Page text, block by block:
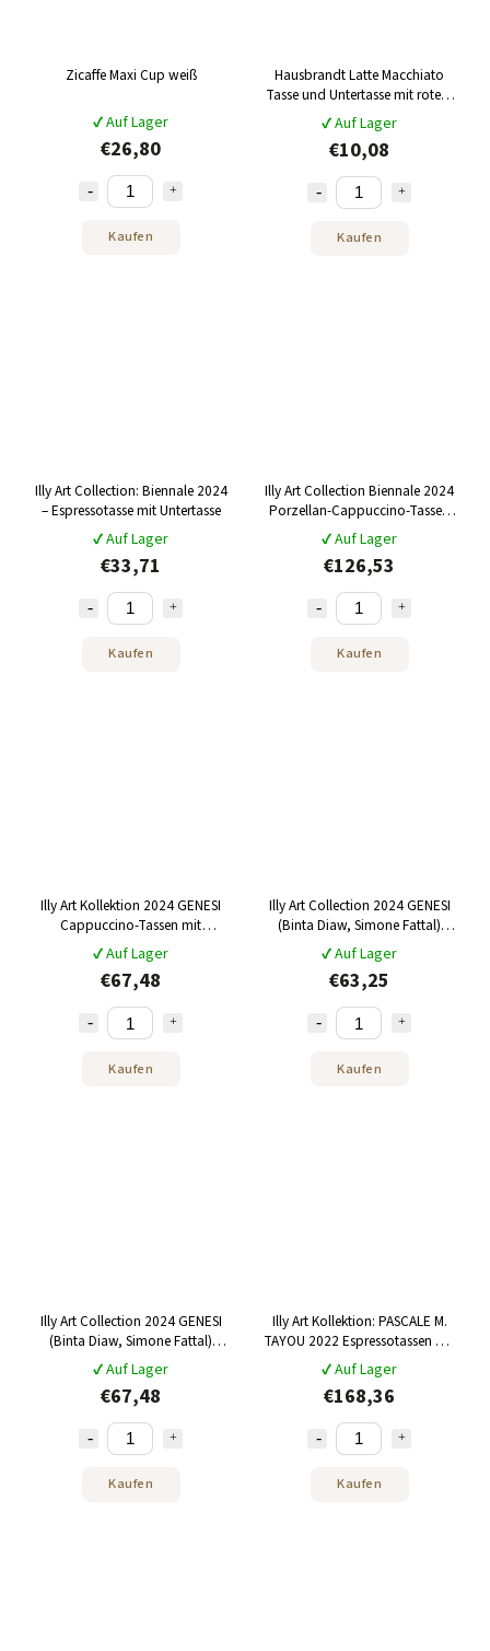
Zicaffe Maxi Cup weiß
✔ Auf Lager
€26,80
Kaufen
Hausbrandt Latte Macchiato
Tasse und Untertasse mit rotem
Logo, 330 ml
✔ Auf Lager
€10,08
Kaufen
Illy Art Collection: Biennale 2024
– Espressotasse mit Untertasse
✔ Auf Lager
€33,71
Kaufen
Illy Art Collection Biennale 2024
Porzellan-Cappuccino-Tassen
mit Untertassen 4 x 160 ml
✔ Auf Lager
€126,53
Kaufen
Illy Art Kollektion 2024 GENESI
Cappuccino-Tassen mit
Untertassen 2 x 160 ml
✔ Auf Lager
€67,48
Kaufen
Illy Art Collection 2024 GENESI
(Binta Diaw, Simone Fattal)
Espressotassen mit Untertassen 2
x 60 ml
✔ Auf Lager
€63,25
Kaufen
Illy Art Collection 2024 GENESI
(Binta Diaw, Simone Fattal)
Cappuccino-Tassen mit
Untertassen 2 x 160 ml
✔ Auf Lager
€67,48
Kaufen
Illy Art Kollektion: PASCALE M.
TAYOU 2022 Espressotassen mit
Untertassen 6 x 60 ml
✔ Auf Lager
€168,36
Kaufen